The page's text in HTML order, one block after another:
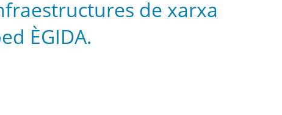
de xarxa
ÈGIDA.